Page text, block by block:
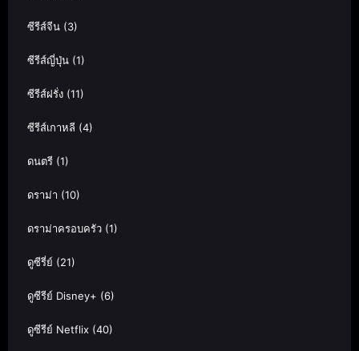
ซีรีส์จีน (3)
ซีรีส์ญี่ปุ่น (1)
ซีรีส์ฝรั่ง (11)
ซีรีส์เกาหลี (4)
ดนตรี (1)
ดราม่า (10)
ดราม่าครอบครัว (1)
ดูซีรี่ย์ (21)
ดูซีรีย์ Disney+ (6)
ดูซีรีย์ Netflix (40)